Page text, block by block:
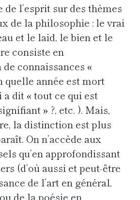
l’esprit sur des thèmes
de la philosophie : le vrai
et le laid, le bien et le
consiste en
connaissances «
quelle année est mort
a dit « tout ce qui est
» ?, etc. ). Mais,
la distinction est plus
On n’accède aux
qu’en approfondissant
(d’où aussi et peut-être
de l’art en général,
de la poésie en